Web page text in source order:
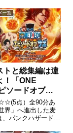
麗かつ勇壮な戦いで
る馬...
一覧
トと総集編は違
！「ONE
ソードオブサ
絆 奇跡の再会
れる意志〜」レ
点）全90分あ
界」へ進出した麦
、パンクハザード島